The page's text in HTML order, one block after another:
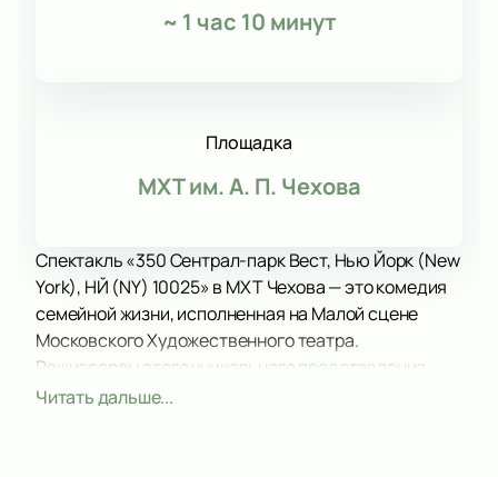
~ 1 час 10 минут
Площадка
МХТ им. А. П. Чехова
Спектакль «350 Сентрал-парк Вест, Нью Йорк (New
York), НЙ (NY) 10025» в МХТ Чехова — это комедия
семейной жизни, исполненная на Малой сцене
Московского Художественного театра.
Режиссером этого уникального представления
является Константин Богомолов, который
Читать дальше...